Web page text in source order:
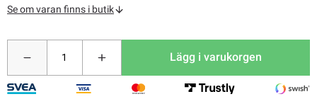
Se om varan finns i butik
Lägg i varukorgen